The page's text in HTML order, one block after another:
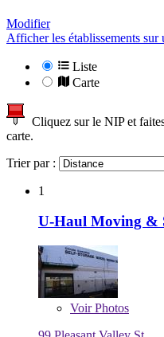
Modifier
Afficher les établissements sur
Liste
Carte
Cliquez sur le NIP et
carte.
Trier par :
1
U-Haul Moving &
VoirPhotos